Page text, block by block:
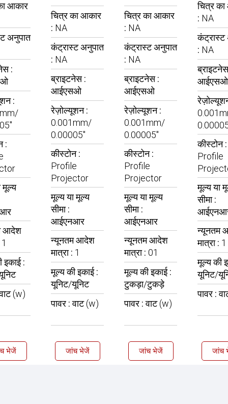
आकार
अनुपात
:
:
:
मूल्य
आदेश
1
इकाई :
(w)
भेजें
चित्र का आकार
: NA
कंट्रास्ट अनुपात
: NA
ब्राइटनेस :
आईएसओ
रेज़ोल्यूशन :
0.001mm/
0.00005"
कीस्टोन :
Profile
Projector
मूल्य या मूल्य
सीमा :
आईएनआर
न्यूनतम आदेश
मात्रा : 1
मूल्य की इकाई :
यूनिट/यूनिट
पावर :वाट (w)
जांच भेजें
चित्र का आकार
: NA
कंट्रास्ट अनुपात
: NA
ब्राइटनेस :
आईएसओ
रेज़ोल्यूशन :
0.001mm/
0.00005"
कीस्टोन :
Profile
Projector
मूल्य या मूल्य
सीमा :
आईएनआर
न्यूनतम आदेश
मात्रा : 01
मूल्य की इकाई :
टुकड़ा/टुकड़े
पावर :वाट (w)
जांच भेजें
चित्र
: NA
कंट्रास्ट
: NA
आईएसओ
कीस्टोन :
Profile
मूल्य या
सीमा :
न्यूनतम
मात्रा : 1
मूल्य की
यूनिट/
पावर :
जांच